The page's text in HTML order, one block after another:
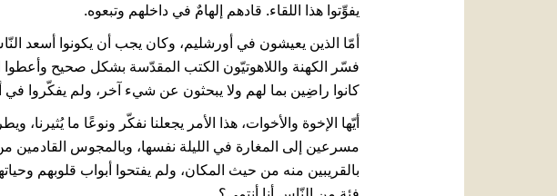
يفوِّتوا هذا اللقاء. قادهم إلهامٌ في داخلهم وتبعوه.
أمّا الذين يعيشون في أورشليم، وكان يجب أن يكونوا أسعد
فسّر الكهنة واللاهوتيّون الكتب المقدّسة بشكل صحيح
كانوا راضِين بما لهم ولا يبحثون عن شيء آخر، ولم يفكّروا
أيّها الإخوة والأخوات، هذا الأمر يجعلنا نفكّر ونوعًا ما
مسرعين إلى المغارة في الليلة نفسها، وبالمجوس القادمين
بالقريبين منه من حيث المكان، ولم يفتحوا أبواب قلوبهم